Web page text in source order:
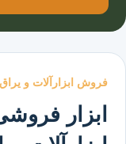
فروش ابزارآلات و یراق
ابزار